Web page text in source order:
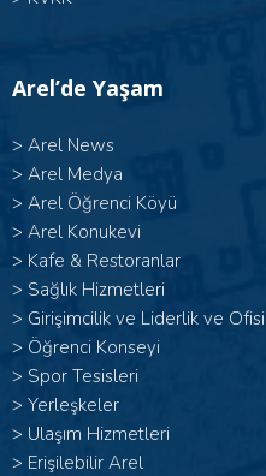
Arel’de Yaşam
> Arel News
> Arel Medya
> Arel Öğrenci Köyü
> Arel Konukevi
> Kafe & Restoranlar
> Sağlık Hizmetleri
> Girişimcilik ve Liderlik ve Ofisi
> Öğrenci Konseyi
> Spor Tesisleri
> Yerleşkeler
> Ulaşım Hizmetleri
> Erişilebilir Arel